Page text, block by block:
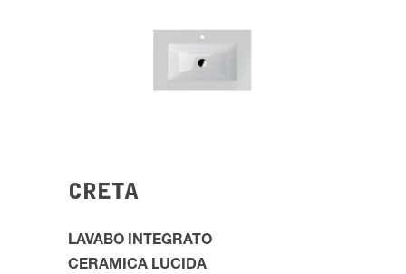
CRETA
LAVABO INTEGRATO
CERAMICA LUCIDA